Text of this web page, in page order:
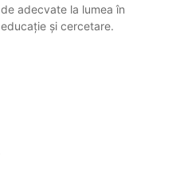
adecvate la lumea în
și cercetare.